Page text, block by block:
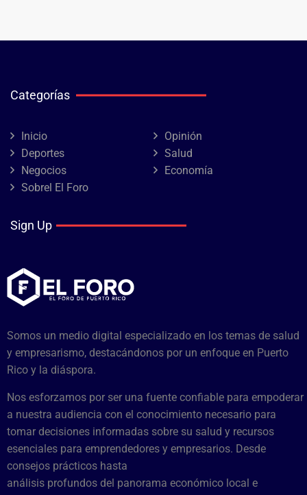
Categorías
Inicio
Opinión
Deportes
Salud
Negocios
Economía
Sobrel El Foro
Sign Up
Somos un medio digital especializado en los temas de salud
y empresarismo, destacándonos por un enfoque en Puerto
Rico y la diáspora.
Nos esforzamos por ser una fuente confiable para empoderar
a nuestra audiencia con el conocimiento necesario para
tomar decisiones informadas sobre su salud y recursos
esenciales para emprendedores y empresarios. Desde
consejos prácticos hasta
análisis profundos del panorama económico local e